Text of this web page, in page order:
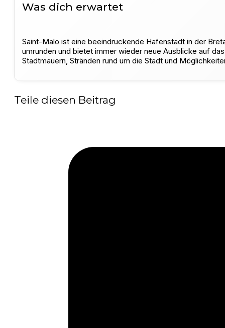
Was dich erwartet
Saint-Malo ist eine beeindruckende Hafenstadt in der
umrunden und bietet immer wieder neue Ausblicke auf
Stadtmauern, Stränden rund um die Stadt und
Teile diesen Beitrag